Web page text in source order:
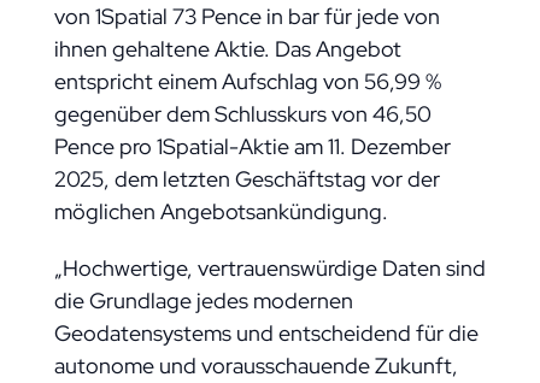
von 1Spatial 73 Pence in bar für jede von
ihnen gehaltene Aktie. Das Angebot
entspricht einem Aufschlag von 56,99 %
gegenüber dem Schlusskurs von 46,50
Pence pro 1Spatial-Aktie am 11. Dezember
2025, dem letzten Geschäftstag vor der
möglichen Angebotsankündigung.
„Hochwertige, vertrauenswürdige Daten sind
die Grundlage jedes modernen
Geodatensystems und entscheidend für die
autonome und vorausschauende Zukunft,